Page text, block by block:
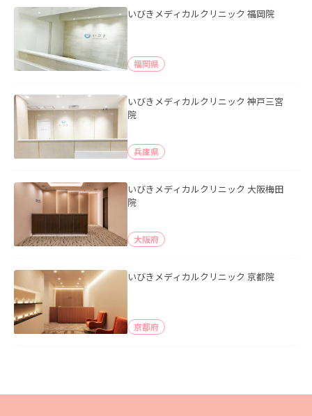
いびきメディカルクリニック 福岡院
福岡県
いびきメディカルクリニック 神戸三宮
院
兵庫県
いびきメディカルクリニック 大阪梅田
院
大阪府
いびきメディカルクリニック 京都院
京都府